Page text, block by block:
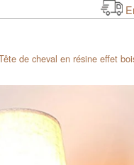
de cheval en résine effet